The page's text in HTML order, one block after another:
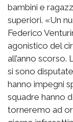
bambini e
superiori. «Un
Federico
agonistico del
all’anno
si sono
hanno impegni
squadre hanno
torneremo ad